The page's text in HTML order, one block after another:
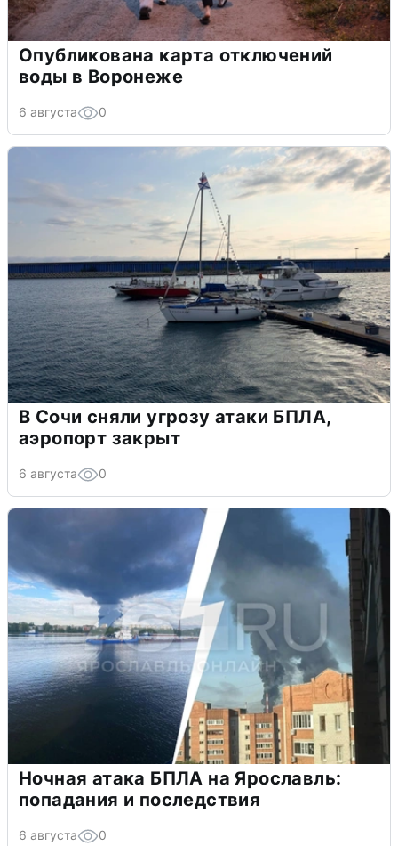
Опубликована карта отключений
воды в Воронеже
6 августа 0
В Сочи сняли угрозу атаки БПЛА,
аэропорт закрыт
6 августа 0
Ночная атака БПЛА на Ярославль:
попадания и последствия
6 августа 0